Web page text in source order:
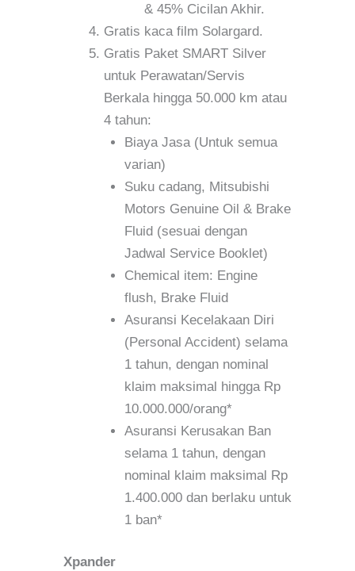
& 45% Cicilan Akhir.
Gratis kaca film Solargard.
Gratis Paket SMART Silver
untuk Perawatan/Servis
Berkala hingga 50.000 km atau
4 tahun:
Biaya Jasa (Untuk semua
varian)
Suku cadang, Mitsubishi
Motors Genuine Oil & Brake
Fluid (sesuai dengan
Jadwal Service Booklet)
Chemical item: Engine
flush, Brake Fluid
Asuransi Kecelakaan Diri
(Personal Accident) selama
1 tahun, dengan nominal
klaim maksimal hingga Rp
10.000.000/orang*
Asuransi Kerusakan Ban
selama 1 tahun, dengan
nominal klaim maksimal Rp
1.400.000 dan berlaku untuk
1 ban*
Xpander